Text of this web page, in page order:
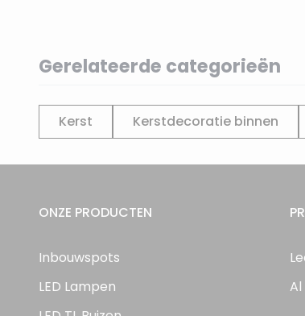
Gerelateerde categorieën
Kerst Kerstdecoratie binnen
ONZE PRODUCTEN
Inbouwspots
LED Lampen